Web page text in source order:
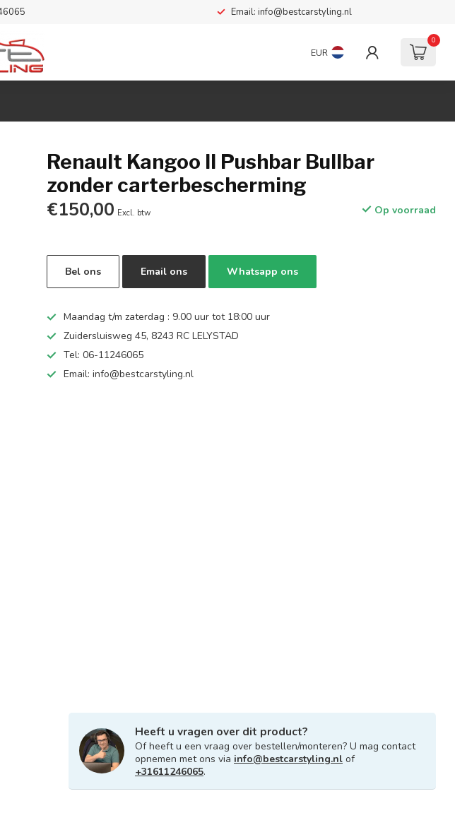
Email: info@bestcarstyling.nl
EUR
0
Renault Kangoo II Pushbar Bullbar
zonder carterbescherming
€150,00 Excl. btw Op voorraad
Bel ons Email ons Whatsapp ons
Maandag t/m zaterdag : 9.00 uur tot 18:00 uur
Zuidersluisweg 45, 8243 RC LELYSTAD
Tel: 06-11246065
Email:info@bestcarstyling.nl
Heeft u vragen over dit product?
Of heeft u een vraag over bestellen/monteren? U mag contact
opnemen met ons via info@bestcarstyling.nl of
+31611246065.